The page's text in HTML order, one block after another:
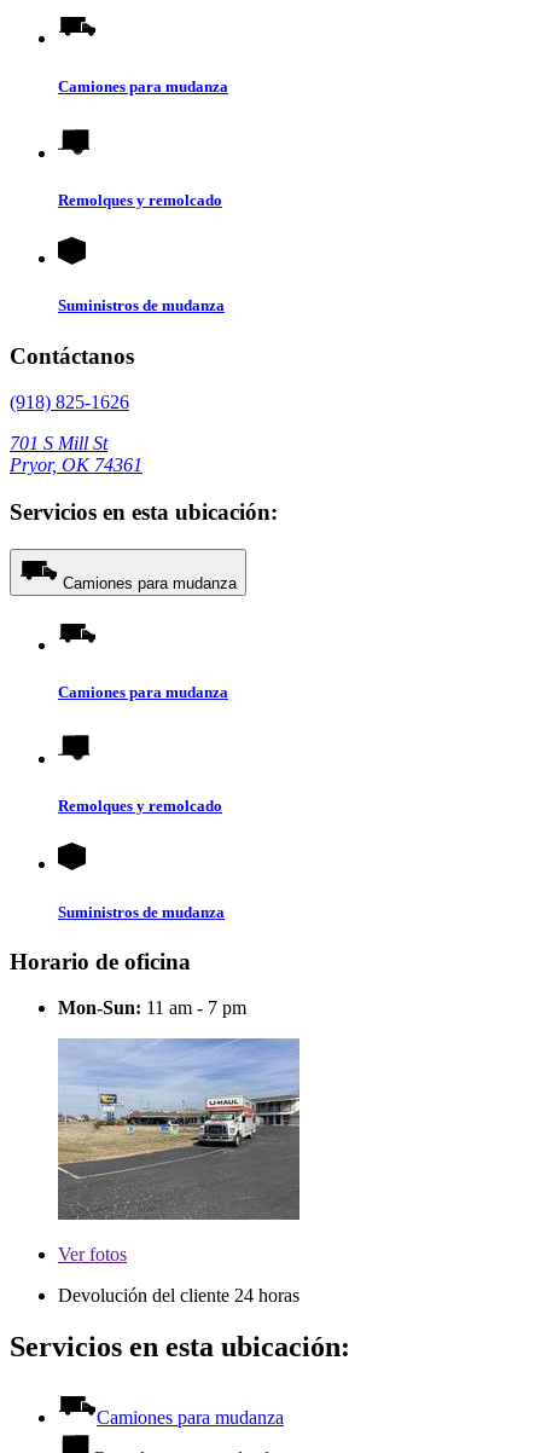
Camiones para mudanza
Remolques y remolcado
Suministros de mudanza
Contáctanos
(918) 825-1626
701 S Mill St
Pryor, OK 74361
Servicios en esta ubicación:
Camiones para mudanza
Camiones para mudanza
Remolques y remolcado
Suministros de mudanza
Horario de oficina
Mon-Sun: 11 am - 7 pm
Verfotos
Devolución del cliente 24 horas
Servicios en esta ubicación:
Camiones para mudanza